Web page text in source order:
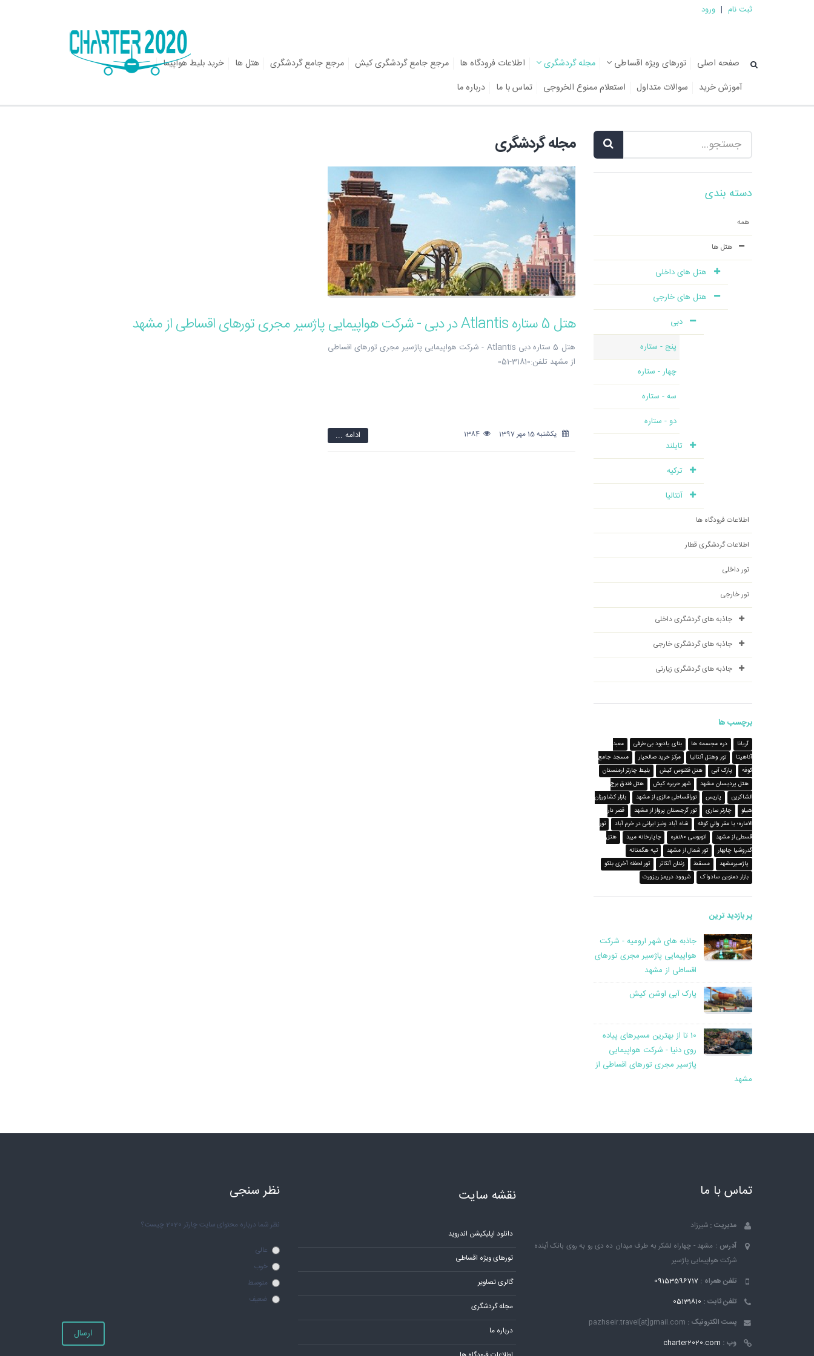
ثبت نام | ورود
صفحه اصلی تورهای ویژه اقساطی مجله گردشگری اطلاعات فرودگاه ها مرجع جامع گردشگری کیش مرجع جامع گردشگری هتل ها
خرید بلیط هواپیما
آموزش خرید
سوالات متداول استعلام ممنوع الخروجی تماس با ما درباره ما
دسته بندی
همه
هتل ها
هتل های داخلی
هتل های خارجی
دبی
پنج - ستاره
چهار - ستاره
سه - ستاره
دو - ستاره
تایلند
ترکیه
آنتالیا
اطلاعات فرودگاه ها
اطلاعات گردشگری قطار
تور داخلی
تور خارجی
جاذبه های گردشگری داخلی
جاذبه های گردشگری خارجی
جاذبه های گردشگری زیارتی
برچسب ها
آریانا دره مجسمه ها بنای یادبود بی طرفی
معبد
آناهیتا
تور وهتل آنتالیا مرکز خرید صالحیار
مسجد جامع
کوفه
پارک آبی هتل ققنوس کیش
بلیط چارتر ارمنستان
هتل پردیسان مشهد
شهر حریره کیش
هتل فندق برج
الشاکرین
پاریس توراقساطی مالزی از مشهد
بازار کشاورزان
هیلو
چارتر ساری تور گرجستان پرواز از مشهد
قصر دار
الاماره؛ يا مقر والي کوفه
شاه آباد ونیز ایرانی در خرم آباد
تور
قسطی از مشهد
اتوبوسی ۸۰نفره چاپارخانه میبد
هتل
گدروشیا چابهار
تور شمال از مشهد
تپه هگمتانه
پاژسیرمشهد
مسقط زندان آلکاتر
تور لحظه آخری بلکو
بازار دمنوین سادواک
شروود دریمز ریزورت
پر بازدید ترین
جاذبه های شهر ارومیه - شرکت
هواپیمایی پاژسیر مجری تورهای
اقساطی از مشهد
پارک آبی اوشن کیش
10 تا از بهترین مسیرهای پیاده
روی دنیا - شرکت هواپیمایی
پاژسیر مجری تورهای اقساطی از
مشهد
مجله گردشگری
هتل 5 ستاره Atlantis در دبی - شرکت هواپیمایی پاژسیر مجری تورهای اقساطی از مشهد
هتل 5 ستاره دبی Atlantis - شرکت هواپیمایی پاژسیر مجری تورهای اقساطی
از مشهد تلفن:31810-051
یکشنبه 15 مهر 1397 1384 ادامه ...
تماس با ما
مدیریت : شیرزاد
آدرس : مشهد - چهاراه لشکر به طرف میدان ده دی رو به روی بانک ٱینده
شرکت هواپیمایی پاژسیر
تلفن همراه : 09153596717
تلفن ثابت : 05131810
پست الکترونیک : pazhseir.travel[at]gmail.com
وب : charter2020.com
نقشه سایت
دانلود اپلیکیشن اندروید
تورهای ویژه اقساطی
گالری تصاویر
مجله گردشگری
درباره ما
نظر سنجی
نظر شما درباره محتوای سایت چارتر 2020 چیست؟
عالی
خوب
متوسط
ضعیف
ارسال